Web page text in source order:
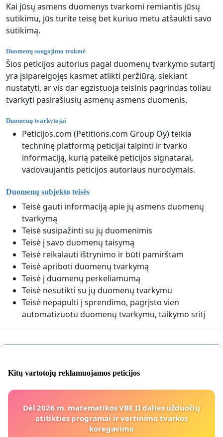
Kai jūsų asmens duomenys tvarkomi remiantis jūsų
sutikimu, jūs turite teisę bet kuriuo metu atšaukti savo
sutikimą.
Duomenų saugojimo trukmė
Šios peticijos autorius pagal duomenų tvarkymo sutartį
yra įsipareigojęs kasmet atlikti peržiūrą, siekiant
nustatyti, ar vis dar egzistuoja teisinis pagrindas toliau
tvarkyti pasirašiusių asmenų asmens duomenis.
Duomenų tvarkytojai
Peticijos.com (Petitions.com Group Oy) teikia
techninę platformą peticijai talpinti ir tvarko
informaciją, kurią pateikė peticijos signatarai,
vadovaujantis peticijos autoriaus nurodymais.
Duomenų subjekto teisės
Teisė gauti informaciją apie jų asmens duomenų
tvarkymą
Teisė susipažinti su jų duomenimis
Teisė į savo duomenų taisymą
Teisė reikalauti ištrynimo ir būti pamirštam
Teisė apriboti duomenų tvarkymą
Teisė į duomenų perkeliamumą
Teisė nesutikti su jų duomenų tvarkymu
Teisė nepapulti į sprendimo, pagrįsto vien
automatizuotu duomenų tvarkymu, taikymo sritį
Kitų vartotojų reklamuojamos peticijos
Dėl 2026 m. matematikos VBE II dalies užduočių
atitikties programai ir vertinimo tvarkos
koregavimo